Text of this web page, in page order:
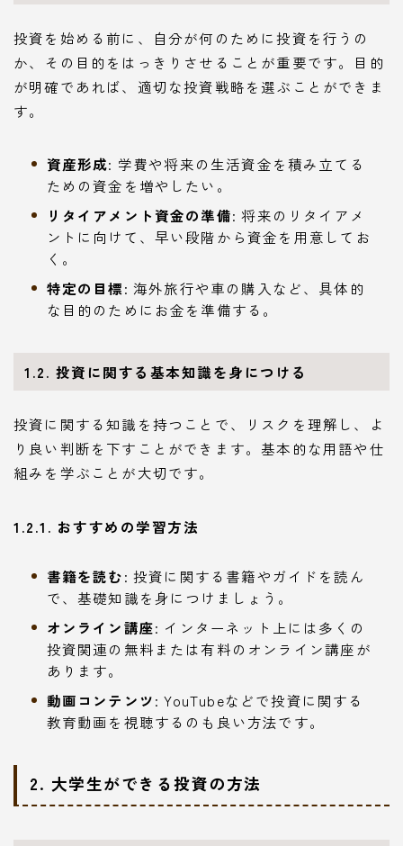
投資を始める前に、自分が何のために投資を行うの
か、その目的をはっきりさせることが重要です。目的
が明確であれば、適切な投資戦略を選ぶことができま
す。
資産形成: 学費や将来の生活資金を積み立てる
ための資金を増やしたい。
リタイアメント資金の準備: 将来のリタイアメ
ントに向けて、早い段階から資金を用意してお
く。
特定の目標: 海外旅行や車の購入など、具体的
な目的のためにお金を準備する。
1.2. 投資に関する基本知識を身につける
投資に関する知識を持つことで、リスクを理解し、よ
り良い判断を下すことができます。基本的な用語や仕
組みを学ぶことが大切です。
1.2.1. おすすめの学習方法
書籍を読む: 投資に関する書籍やガイドを読ん
で、基礎知識を身につけましょう。
オンライン講座: インターネット上には多くの
投資関連の無料または有料のオンライン講座が
あります。
動画コンテンツ: YouTubeなどで投資に関する
教育動画を視聴するのも良い方法です。
2. 大学生ができる投資の方法